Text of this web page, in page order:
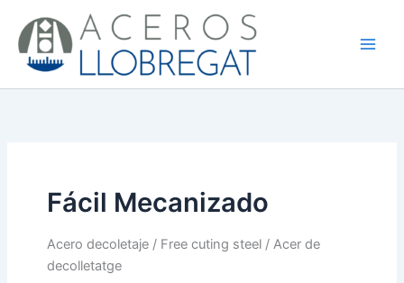
contenido
Fácil Mecanizado
Acero decoletaje / Free cuting steel / Acer de
decolletatge